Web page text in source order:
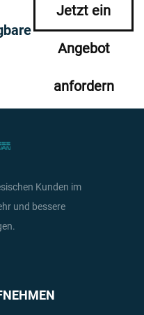
Jetzt ein
Angebot
anfordern
Kunden im
und bessere